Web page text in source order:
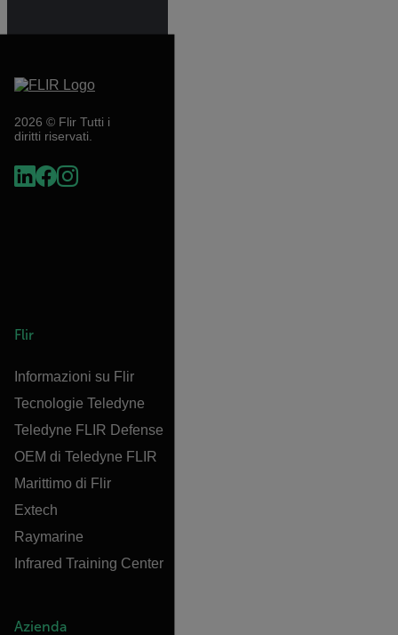
2026 © Flir Tutti i
diritti riservati.
Flir
Informazioni su Flir
Tecnologie Teledyne
Teledyne FLIR Defense
OEM di Teledyne FLIR
Marittimo di Flir
Extech
Raymarine
Infrared Training Center
Azienda